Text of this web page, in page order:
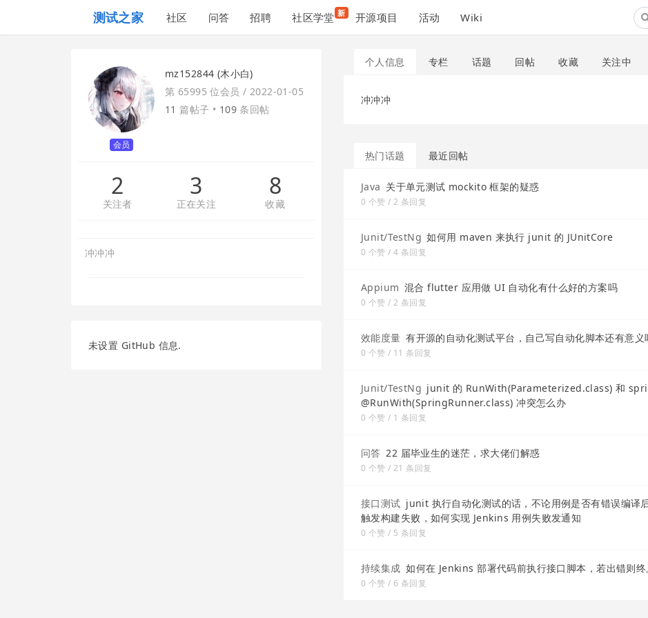
测试之家 社区 问答 招聘 社区学堂 新 开源项目 活动 Wiki
会员
mz152844 (木小白)
第 65995 位会员 / 2022-01-05
11 篇帖子 • 109 条回帖
2
关注者
3
正在关注
8
收藏
冲冲冲
未设置 GitHub 信息.
个人信息 专栏 话题 回帖 收藏 关注中
冲冲冲
热门话题 最近回帖
Java 关于单元测试 mockito 框架的疑惑
0 个赞 / 2 条回复
Junit/TestNg 如何用 maven 来执行 junit 的 JUnitCore
0 个赞 / 4 条回复
Appium 混合 flutter 应用做 UI 自动化有什么好的方案吗
0 个赞 / 2 条回复
效能度量 有开源的自动化测试平台，自己写自动化脚本还有意义
0 个赞 / 11 条回复
Junit/TestNg junit 的 RunWith(Parameterized.class) 和
@RunWith(SpringRunner.class) 冲突怎么办
0 个赞 / 1 条回复
问答 22 届毕业生的迷茫，求大佬们解惑
0 个赞 / 21 条回复
接口测试 junit 执行自动化测试的话，不论用例是否有错误编
触发构建失败，如何实现 Jenkins 用例失败发通知
0 个赞 / 5 条回复
持续集成 如何在 Jenkins 部署代码前执行接口脚本，若出错则终
0 个赞 / 6 条回复